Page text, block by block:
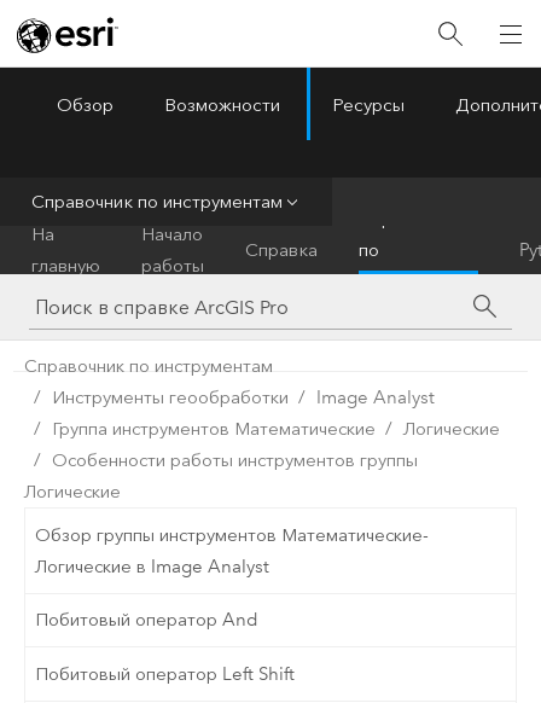
ArcGIS Pro
Обзор Возможности Ресурсы
Справочник по инструментам
На
главную
Начало
работы
Справка
по
инструментам
Справочник по инструментам
Инструменты геообработки
Image Analyst
Группа инструментов Математические
Логические
Особенности работы инструментов группы
Логические
Обзор группы инструментов Математические-
Логические в Image Analyst
Побитовый оператор And
Побитовый оператор Left Shift